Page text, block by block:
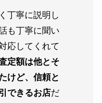
丁寧に説明し
も丁寧に聞い
応してくれて
定額は他とそ
けど、信頼と
できるお店だ